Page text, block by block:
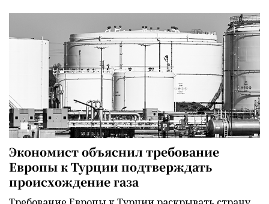
Экономист объяснил требование
Европы к Турции подтверждать
происхождение газа